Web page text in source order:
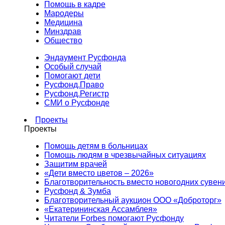
Помощь в кадре
Мародеры
Медицина
Минздрав
Общество
Эндаумент Русфонда
Особый случай
Помогают дети
Русфонд.Право
Русфонд.Регистр
СМИ о Русфонде
Проекты
Проекты
Помощь детям в больницах
Помощь людям в чрезвычайных ситуациях
Защитим врачей
«Дети вместо цветов – 2026»
Благотворительность вместо новогодних
Русфонд & Зумба
Благотворительный аукцион ООО «Доброторг»
«Екатерининская Ассамблея»
Читатели Forbes помогают Русфонду